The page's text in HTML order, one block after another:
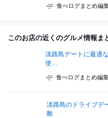
食べログまとめ編
このお店の近くのグルメ情報ま
淡路島デートに最適
使...
食べログまとめ編
淡路島のドライブデ
敵